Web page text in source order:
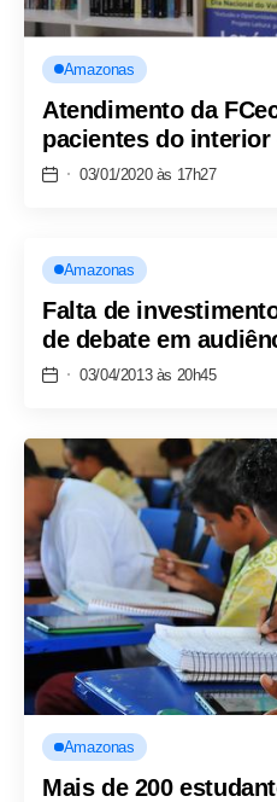
Amazonas
Atendimento da
pacientes do interior
03/01/2020 às 17h27
Amazonas
Falta de
de debate em
03/04/2013 às 20h45
Amazonas
Mais de 200